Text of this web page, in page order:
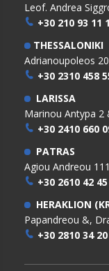
Leof. Andrea
+30 210 93 11
THESSALONIKI
Adrianoupoleos
+30 2310 458
LARISSA
Marinou Antypa 2
+30 2410 660
PATRAS
Agiou Andreou
+30 2610 42
HERAKLION
Papandreou &,
+30 2810 34